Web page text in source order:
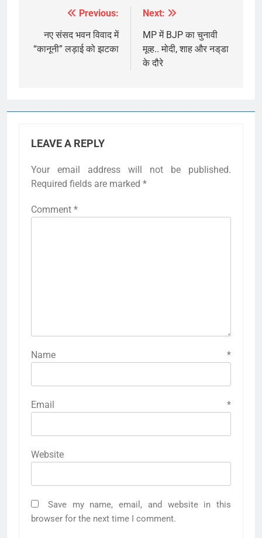
navigation
Previous:
नए संसद भवन विवाद में
“कानूनी” लड़ाई को झटका
Next:
MP में BJP का चुनावी
मूव्ह.. मोदी, शाह और नड्‌डा
के दौरे
LEAVE A REPLY
Your email address will not be published.
Required fields are marked *
Comment *
Name *
Email *
Website
Save my name, email, and website in this
browser for the next time I comment.